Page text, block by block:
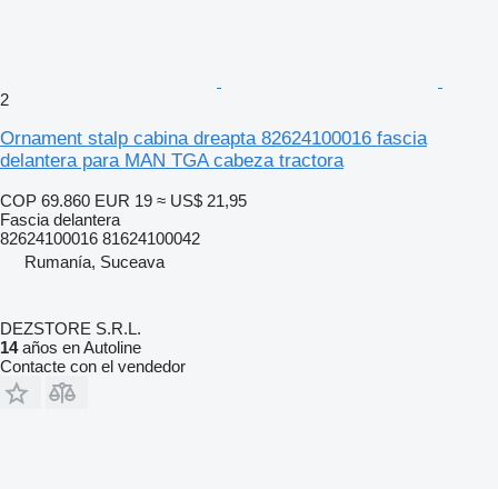
2
Ornament stalp cabina dreapta 82624100016 fascia
delantera para MAN TGA cabeza tractora
COP 69.860 EUR 19 ≈ US$ 21,95
Fascia delantera
82624100016 81624100042
Rumanía, Suceava
DEZSTORE S.R.L.
14años en Autoline
Contacte con el vendedor